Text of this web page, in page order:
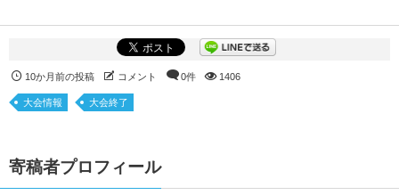
10か月前の投稿 コメント 0件 1406
大会情報 大会終了
寄稿者プロフィール